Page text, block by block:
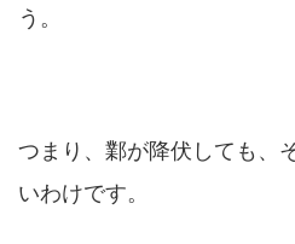
う。
つまり、鄴が降伏しても、
いわけです。